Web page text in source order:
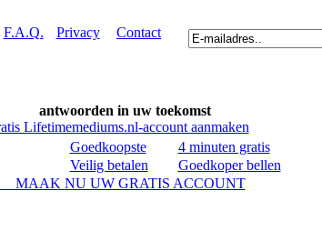
F.A.Q. Privacy Contact
antwoorden in uw toekomst
Goedkoopste
4 minuten gratis
Veilig betalen
Goedkoper bellen
MAAK NU UW GRATIS ACCOUNT